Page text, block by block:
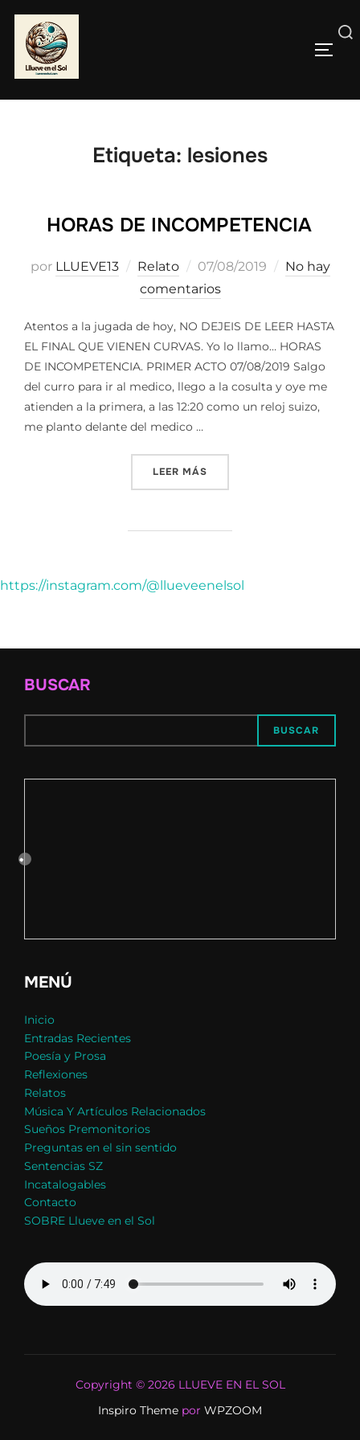
contenido
Buscar:
Etiqueta: lesiones
HORAS DE INCOMPETENCIA
por LLUEVE13 Relato
Publicado
el
07/08/2019
No hay
comentarios
Atentos a la jugada de hoy, NO DEJEIS DE LEER HASTA
EL FINAL QUE VIENEN CURVAS. Yo lo llamo… HORAS
DE INCOMPETENCIA. PRIMER ACTO 07/08/2019 Salgo
del curro para ir al medico, llego a la cosulta y oye me
atienden a la primera, a las 12:20 como un reloj suizo,
me planto delante del medico …
LEER MÁS
https://instagram.com/@llueveenelsol
BUSCAR
BUSCAR
MENÚ
Inicio
Entradas Recientes
Poesía y Prosa
Reflexiones
Relatos
Música Y Artículos Relacionados
Sueños Premonitorios
Preguntas en el sin sentido
Sentencias SZ
Incatalogables
Contacto
SOBRE Llueve en el Sol
Copyright © 2026 LLUEVE EN EL SOL
Inspiro Theme por WPZOOM